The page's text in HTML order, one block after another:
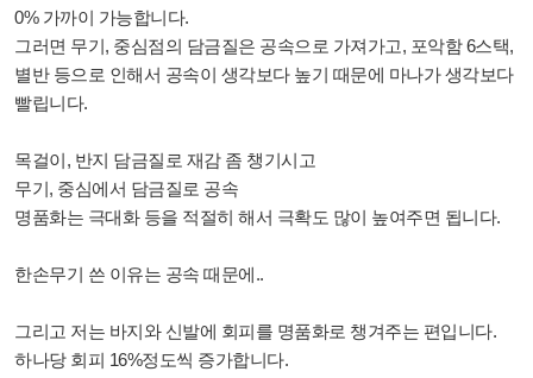
0% 가까이 가능합니다.
그러면 무기, 중심점의 담금질은 공속으로 가져가고, 포악함 6스택,
별반 등으로 인해서 공속이 생각보다 높기 때문에 마나가 생각보다
빨립니다.
목걸이, 반지 담금질로 재감 좀 챙기시고
무기, 중심에서 담금질로 공속
명품화는 극대화 등을 적절히 해서 극확도 많이 높여주면 됩니다.
한손무기 쓴 이유는 공속 때문에..
그리고 저는 바지와 신발에 회피를 명품화로 챙겨주는 편입니다.
하나당 회피 16%정도씩 증가합니다.